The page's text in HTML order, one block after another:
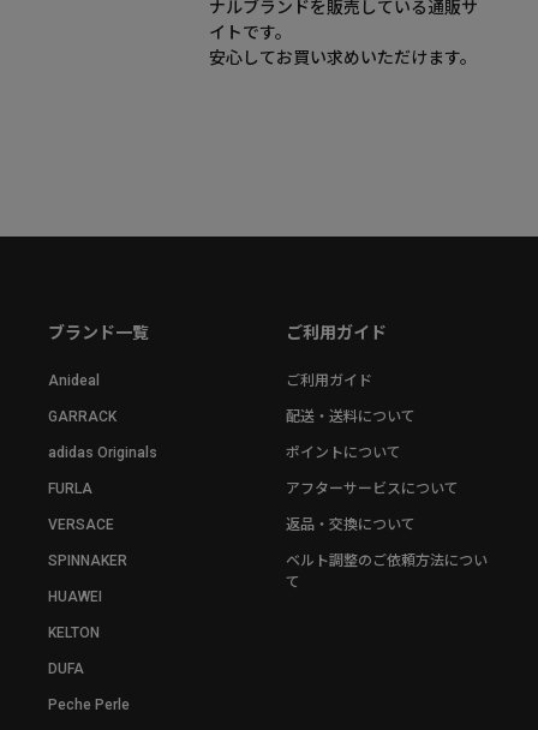
ナルブランドを販売している通販サ
イトです。
安心してお買い求めいただけます。
ブランド一覧
Anideal
GARRACK
adidas Originals
FURLA
VERSACE
SPINNAKER
HUAWEI
KELTON
DUFA
Peche Perle
ご利用ガイド
ご利用ガイド
配送・送料について
ポイントについて
アフターサービスについて
返品・交換について
ベルト調整のご依頼方法につい
て